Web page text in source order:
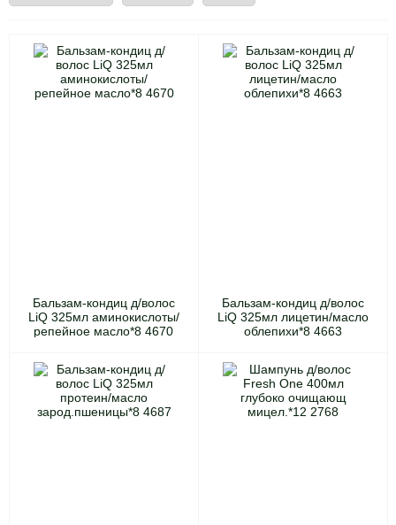
Бальзам-кондиц д/волос
LiQ 325мл аминокислоты/
репейное масло*8 4670
Бальзам-кондиц д/волос
LiQ 325мл лицетин/масло
облепихи*8 4663